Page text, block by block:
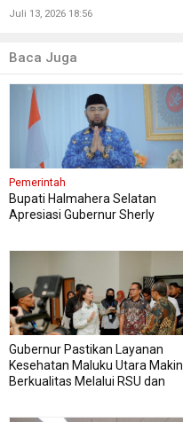
Juli 13, 2026 18:56
Baca Juga
Pemerintah
Bupati Halmahera Selatan
Apresiasi Gubernur Sherly
Gubernur Pastikan Layanan
Kesehatan Maluku Utara Makin
Berkualitas Melalui RSU dan